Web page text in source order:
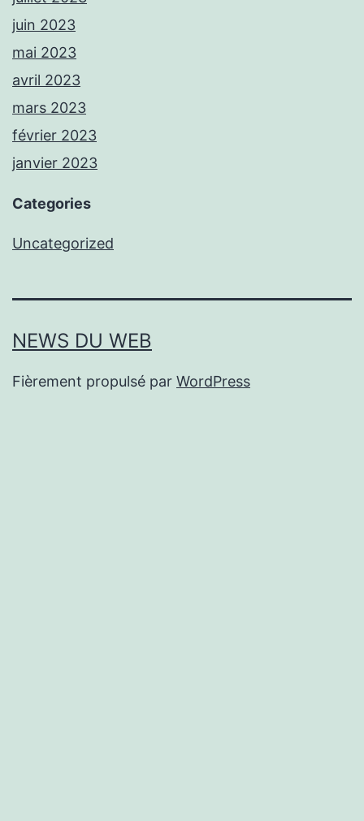
juin 2023
mai 2023
avril 2023
mars 2023
février 2023
janvier 2023
Categories
Uncategorized
NEWS DU WEB
Fièrement propulsé par WordPress